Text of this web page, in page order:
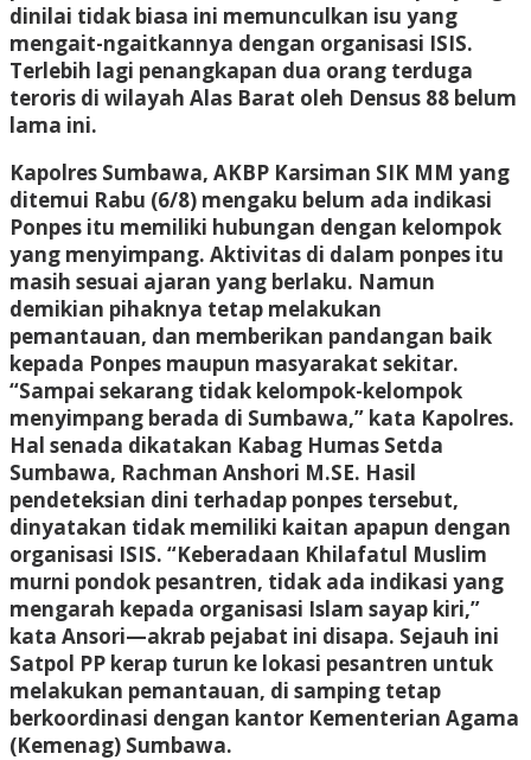
dinilai tidak biasa ini memunculkan isu yang
mengait-ngaitkannya dengan organisasi ISIS.
Terlebih lagi penangkapan dua orang terduga
teroris di wilayah Alas Barat oleh Densus 88 belum
lama ini.
Kapolres Sumbawa, AKBP Karsiman SIK MM yang
ditemui Rabu (6/8) mengaku belum ada indikasi
Ponpes itu memiliki hubungan dengan kelompok
yang menyimpang. Aktivitas di dalam ponpes itu
masih sesuai ajaran yang berlaku. Namun
demikian pihaknya tetap melakukan
pemantauan, dan memberikan pandangan baik
kepada Ponpes maupun masyarakat sekitar.
“Sampai sekarang tidak kelompok-kelompok
menyimpang berada di Sumbawa,” kata Kapolres.
Hal senada dikatakan Kabag Humas Setda
Sumbawa, Rachman Anshori M.SE. Hasil
pendeteksian dini terhadap ponpes tersebut,
dinyatakan tidak memiliki kaitan apapun dengan
organisasi ISIS. “Keberadaan Khilafatul Muslim
murni pondok pesantren, tidak ada indikasi yang
mengarah kepada organisasi Islam sayap kiri,”
kata Ansori—akrab pejabat ini disapa. Sejauh ini
Satpol PP kerap turun ke lokasi pesantren untuk
melakukan pemantauan, di samping tetap
berkoordinasi dengan kantor Kementerian Agama
(Kemenag) Sumbawa.